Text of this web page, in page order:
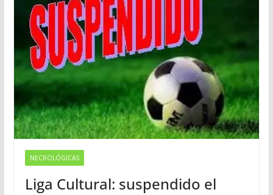
NECROLÓGICAS
Liga Cultural: suspendido el